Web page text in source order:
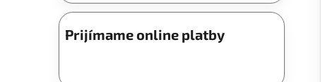
Prijímame online platby